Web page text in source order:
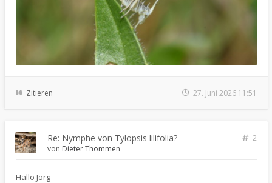
Zitieren 27. Juni 2026 11:51
Re: Nymphe von Tylopsis lilifolia?
2
von Dieter Thommen
Hallo Jörg